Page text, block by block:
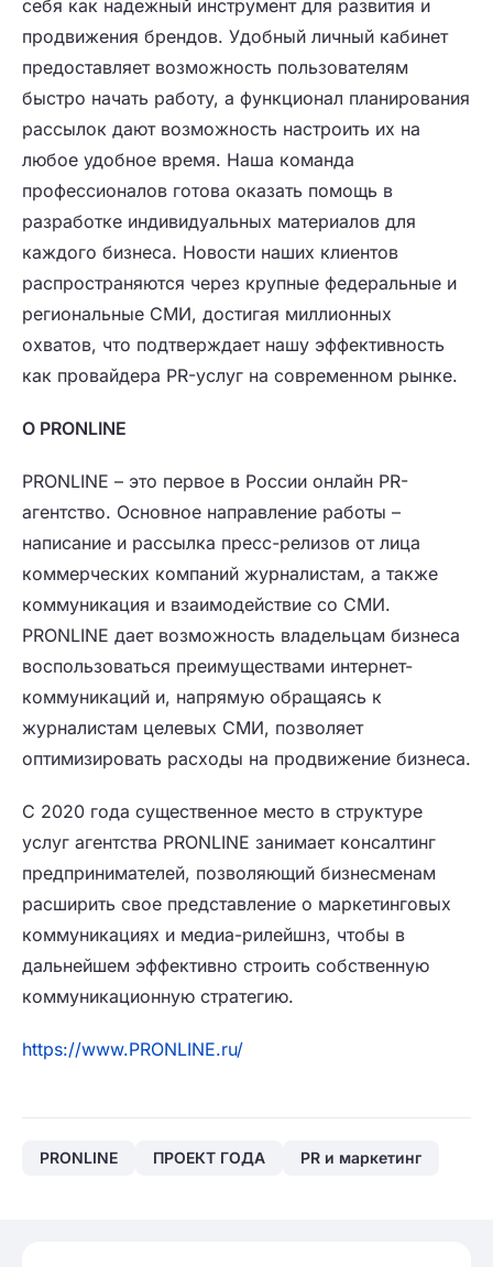
себя как надежный инструмент для развития и
продвижения брендов. Удобный личный кабинет
предоставляет возможность пользователям
быстро начать работу, а функционал планирования
рассылок дают возможность настроить их на
любое удобное время. Наша команда
профессионалов готова оказать помощь в
разработке индивидуальных материалов для
каждого бизнеса. Новости наших клиентов
распространяются через крупные федеральные и
региональные СМИ, достигая миллионных
охватов, что подтверждает нашу эффективность
как провайдера PR-услуг на современном рынке.
О PRONLINE
PRONLINE – это первое в России онлайн PR-
агентство. Основное направление работы –
написание и рассылка пресс-релизов от лица
коммерческих компаний журналистам, а также
коммуникация и взаимодействие со СМИ.
PRONLINE дает возможность владельцам бизнеса
воспользоваться преимуществами интернет-
коммуникаций и, напрямую обращаясь к
журналистам целевых СМИ, позволяет
оптимизировать расходы на продвижение бизнеса.
С 2020 года существенное место в структуре
услуг агентства PRONLINE занимает консалтинг
предпринимателей, позволяющий бизнесменам
расширить свое представление о маркетинговых
коммуникациях и медиа-рилейшнз, чтобы в
дальнейшем эффективно строить собственную
коммуникационную стратегию.
https://www.PRONLINE.ru/
PRONLINE ПРОЕКТ ГОДА PR и маркетинг